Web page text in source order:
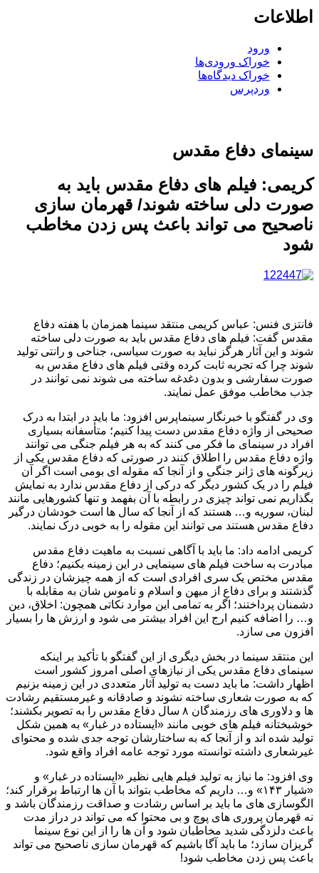
اطلاعات
ورود
خوراک ورودی‌ها
خوراک دیدگاه‌ها
وردپرس
سینمای دفاع مقدس
کریمی: فیلم های دفاع مقدس باید به
صورت دلی ساخته شوند/ قهرمان سازی
ناصحیح می تواند باعث پس زدن مخاطب
شود
فانتزی فنس: عباس کریمی منتقد سینما همزمان با هفته دفاع
مقدس گفت: فیلم های دفاع مقدس باید به صورت دلی ساخته
شوند و این آثار هرگز نباید به صورت سیاسی، جناحی و رانتی تولید
شوند چرا که تجربه ثابت کرده وقتی فیلم های دفاع مقدس به
صورت سفارشی و بدون دغدغه ساخته می شوند نمی توانند در
جذب مخاطب موفق عمل نمایند.
وی در گفتگو با خبرنگار سینماپرس افزود: ما باید در ابتدا به درک
صحیحی از واژه دفاع مقدس دست پیدا کنیم؛ متأسفانه بسیاری
افراد در سینمای ما فکر می کنند که به هر فیلم جنگی می توانند
واژه دفاع مقدس را اطلاق کنند در صورتی که دفاع مقدس یکی از
زیرگونه های ژانر جنگی و از آنجا که مقوله ای بومی است اگر آن
فیلم را در یک کشور دیگر که درکی از دفاع مقدس ندارد به نمایش
بگذاریم نمی تواند چیزی در رابطه با آن بفهمد و تنها کشورهایی مانند
لبنان، سوریه و… هستند که از آنجا که سال ها است خودشان درگیر
دفاع مقدس هستند می توانند این مقوله را به خوبی درک نمایند.
کریمی ادامه داد: ما باید با آگاهی نسبت به ماهیت دفاع مقدس
مبادرت به ساخت فیلم های سینمایی در این زمینه بکنیم؛ دفاع
مقدس مختص یک سری افرادی است که از همه چیزشان در زندگی
گذشتند و برای دفاع از میهن و اسلام و ناموس شان به مقابله با
دشمنان پرداختند؛ اگر به تمامی این موارد نکاتی همچون: اخلاق، دین
و… را اضافه کنیم ارج این افراد بیشتر می شود و ارزش ها را بسیار
افزون می سازد.
این منتقد سینما در بخش دیگری از این گفتگو با تأکید بر اینکه
سینمای دفاع مقدس یکی از نیازهای اصلی امروز کشور است
اظهار داشت: ما باید دست به تولید آثار متعددی در این زمینه بزنیم
که به صورت شعاری ساخته نشوند و صادقانه و غیرمستقیم رشادت
ها و دلاوری های رزمندگان ۸ سال دفاع مقدس را به تصویر بکشند؛
خوشبختانه فیلم های خوبی مانند «ایستاده در غبار» به همین شکل
تولید شده اند و از آنجا که به ساختارشان توجه جدی شده و محتوای
غیرشعاری داشته توانسته مورد توجه عامه افراد واقع شود.
وی افزود: ما نیاز به تولید فیلم هایی نظیر «ایستاده در غبار» و
«شیار ۱۴۳» و… داریم که مخاطب بتواند با آن ها ارتباط برقرار کند؛
الگوسازی های ما باید بر اساس رشادت و صداقت رزمندگان باشد و
نه قهرمان پروری های پوچ و بی محتوا که می تواند در دراز مدت
باعث دلزدگی شدید مخاطبان شود و آن ها را از این نوع سینما
گریزان سازد؛ ما باید آگا باشیم که قهرمان سازی ناصحیح می تواند
باعث پس زدن مخاطب شود!